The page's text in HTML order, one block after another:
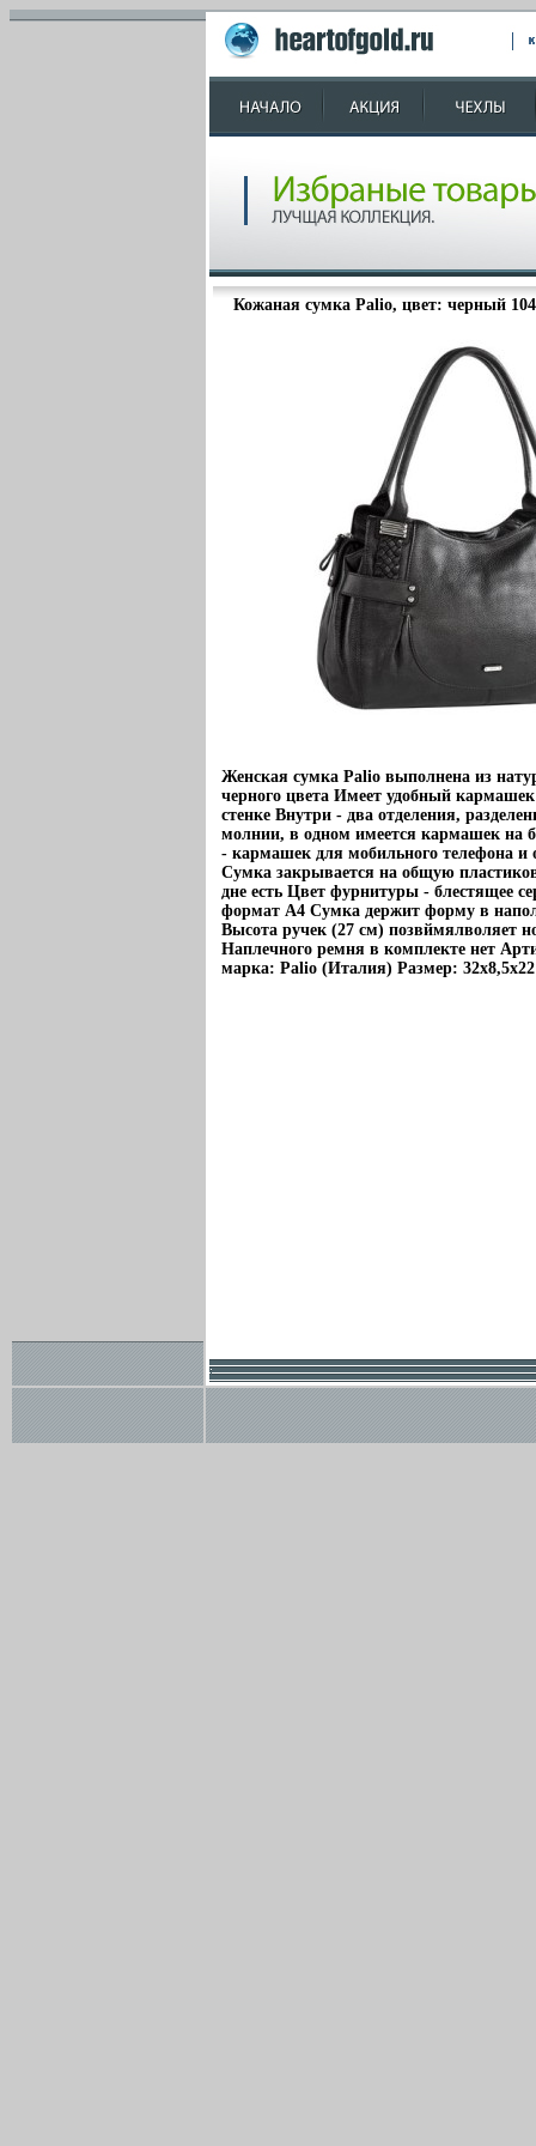
Кожаная сумка Palio, цвет: черный
Женская сумка Palio выполнена из
черного цвета Имеет удобный
стенке Внутри - два отделения,
молнии, в одном имеется кармашек на
- кармашек для мобильного телефона
Сумка закрывается на общую
дне есть Цвет фурнитуры - блестящее
формат А4 Сумка держит форму в
Высота ручек (27 см) позвймялволяет
Наплечного ремня в комплекте нет
марка: Palio (Италия) Размер: